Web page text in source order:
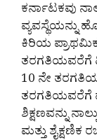
ಕರ್ನಾಟಕವು
ವ್ಯವಸ್ಥೆಯನ್ನು
ಕಿರಿಯ ಪ್ರಾಥಮಿಕ
ತರಗತಿಯವರೆಗೆ
10 ನೇ
ತರಗತಿಯವರೆಗೆ
ಶಿಕ್ಷಣವನ್ನು
ಮತ್ತು